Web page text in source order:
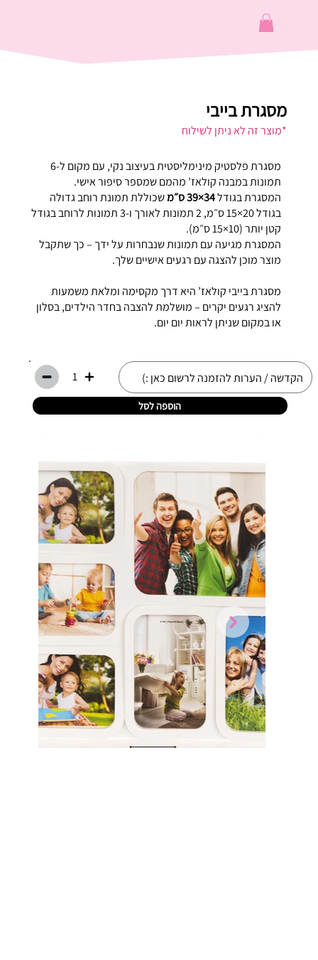
מסגרת בייבי
*מוצר זה לא ניתן לשילוח
מסגרת פלסטיק מינימליסטית בעיצוב נקי, עם מקום ל-6
תמונות במבנה קולאז’ מהמם שמספר סיפור אישי.
המסגרת בגודל34×39 ס״מ
שכוללת תמונת רוחב גדולה
בגודל 20×15 ס״מ, 2 תמונות לאורך ו-3 תמונות לרוחב בגודל
קטן יותר (10×15 ס״מ).
המסגרת מגיעה עם תמונות שנבחרות על ידך – כך שתקבל
מוצר מוכן להצגה עם רגעים אישיים שלך.
מסגרת בייבי קולאז’ היא דרך מקסימה ומלאת משמעות
להציג רגעים יקרים – מושלמת להצבה בחדר הילדים, בסלון
או במקום שניתן לראות יום יום.
1
הוספה לסל